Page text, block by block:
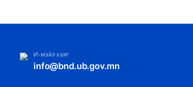
И-мэйл хаяг
info@bnd.ub.gov.mn